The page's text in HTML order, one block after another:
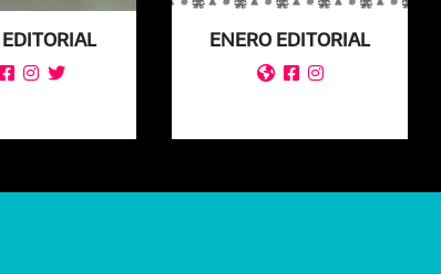
  
ENERO EDITORIAL
  